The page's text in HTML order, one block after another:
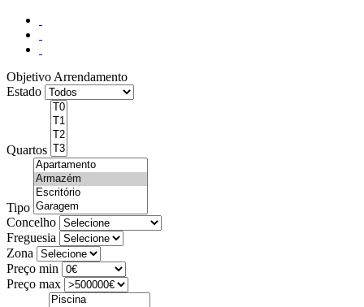
Objetivo Arrendamento
Estado
Quartos
Tipo
Concelho
Freguesia
Zona
Preço min
Preço max